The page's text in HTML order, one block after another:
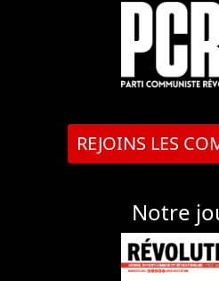
REJOINS LES
Notre